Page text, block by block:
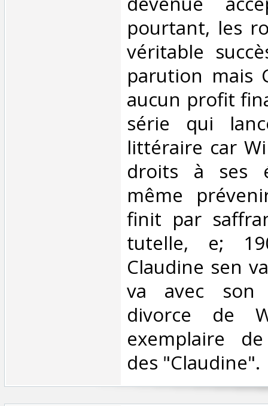
pourtant, les
véritable
parution mais
aucun profit
série qui
littéraire car
droits à ses
même
finit par
tutelle, e;
Claudine sen
va avec son
divorce de
exemplaire
des "Claudine". ‎